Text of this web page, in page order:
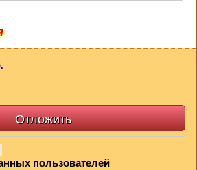
пользователей